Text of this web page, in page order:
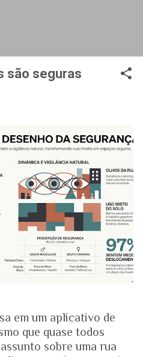
são seguras
em um aplicativo de
que quase todos
sobre uma rua